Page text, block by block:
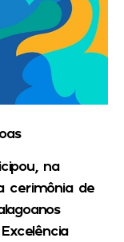
na
cerimônia de